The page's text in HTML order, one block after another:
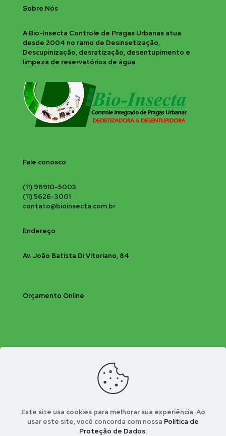
Sobre Nós
A Bio-Insecta Controle de Pragas Urbanas atua
desde 2004 no ramo de Desinsetização,
Descupinização, desratização, desentupimento e
limpeza de reservatórios de água.
Fale conosco
(11) 98910-5003
(11) 5626-3001
contato@bioinsecta.com.br
Endereço
Av. João Batista Di Vitoriano, 84
Orçamento Online
Este site usa cookies para melhorar sua experiência. Ao
usar este site, você concorda com nossa Política de
Proteção de Dados.